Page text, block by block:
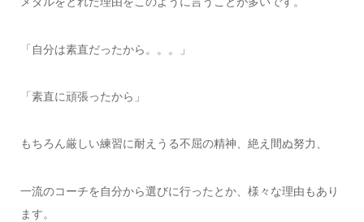
「自分は素直だったから。。。」
「素直に頑張ったから」
もちろん厳しい練習に耐えうる不屈の精神、絶え間ぬ努力、
一流のコーチを自分から選びに行ったとか、様々な理由もあり
ます。